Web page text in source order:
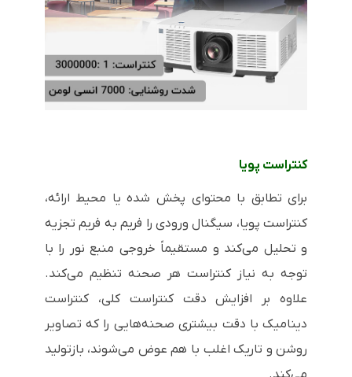
کنتراست پویا
برای تطابق با محتوای پخش شده یا محیط ارائه،
کنتراست پویا، سیگنال ورودی را فریم به فریم تجزیه
و تحلیل می‌کند و مستقیماً خروجی منبع نور را با
توجه به نیاز کنتراست هر صحنه تنظیم می‌کند.
علاوه بر افزایش دقت کنتراست کلی، کنتراست
دینامیک با دقت بیشتری صحنه‌هایی را که تصاویر
روشن و تاریک اغلب با هم عوض می‌شوند، بازتولید